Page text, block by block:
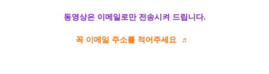
동영상은 이메일로만 전송시켜 드립니다.
꼭 이메일 주소를 적어주세요 ♬